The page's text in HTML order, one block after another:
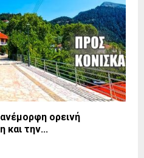
ορεινή
και την...